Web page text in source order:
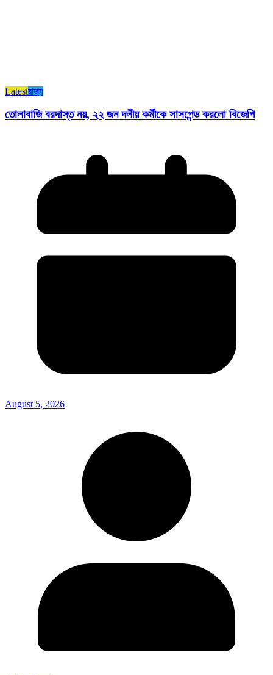
Latestরাজ্য​
তোলাবাজি বরদাস্ত নয়, ২২ জন দলীয় কর্মীকে সাসপেন্ড করলো বিজেপি
August 5, 2026